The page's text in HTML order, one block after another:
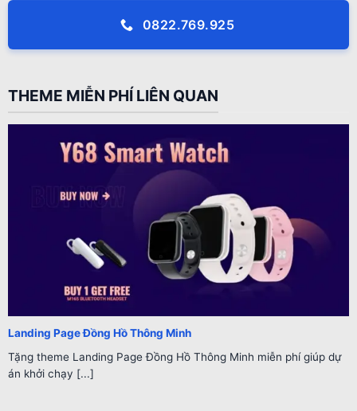
0822.769.925
THEME MIỄN PHÍ LIÊN QUAN
Landing Page Đồng Hồ Thông Minh
Tặng theme Landing Page Đồng Hồ Thông Minh miễn phí giúp dự
án khởi chạy [...]